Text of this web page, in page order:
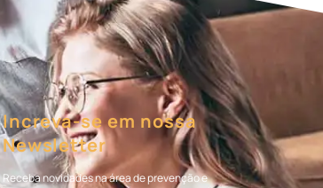
Increva-se em nossa
Newsletter
Receba novidades na área de prevenção e